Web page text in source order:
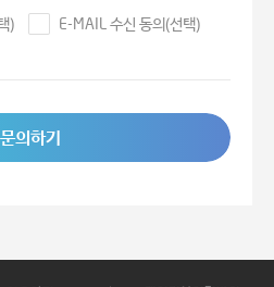
) E-MAIL 수신 동의(선택)
문의하기